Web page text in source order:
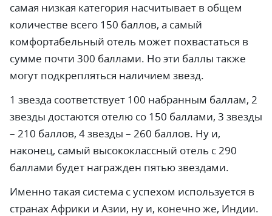
самая низкая категория насчитывает в общем
количестве всего 150 баллов, а самый
комфортабельный отель может похвастаться в
сумме почти 300 баллами. Но эти баллы также
могут подкрепляться наличием звезд.
1 звезда соответствует 100 набранным баллам, 2
звезды достаются отелю со 150 баллами, 3 звезды
– 210 баллов, 4 звезды – 260 баллов. Ну и,
наконец, самый высококлассный отель с 290
баллами будет награжден пятью звездами.
Именно такая система с успехом используется в
странах Африки и Азии, ну и, конечно же, Индии.